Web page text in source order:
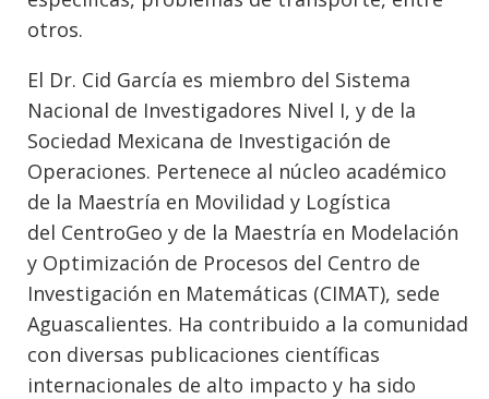
otros.
El Dr. Cid García es miembro del Sistema
Nacional de Investigadores Nivel I, y de la
Sociedad Mexicana de Investigación de
Operaciones. Pertenece al núcleo académico
de la Maestría en Movilidad y Logística
del CentroGeo y de la Maestría en Modelación
y Optimización de Procesos del Centro de
Investigación en Matemáticas (CIMAT), sede
Aguascalientes. Ha contribuido a la comunidad
con diversas publicaciones científicas
internacionales de alto impacto y ha sido